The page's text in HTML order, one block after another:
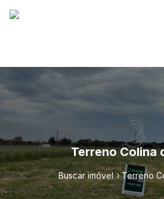
Terreno Colina
Buscar imóvel Terreno